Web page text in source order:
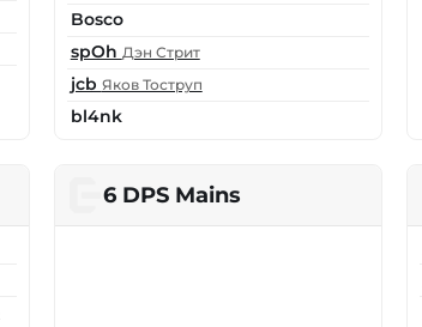
Bosco
spOh Дэн Стрит
jcb Яков Тоструп
bl4nk
6 DPS Mains